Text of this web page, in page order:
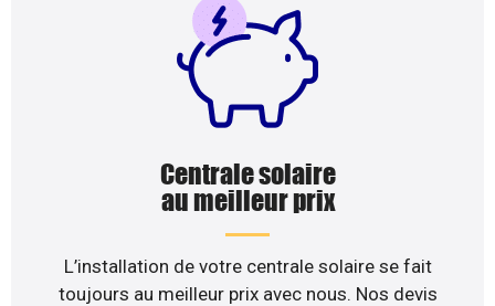
Centrale solaire
au meilleur prix
L’installation de votre centrale solaire se fait
toujours au meilleur prix avec nous. Nos devis